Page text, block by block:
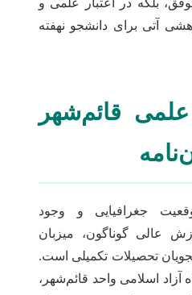
بلکه در اعتبار علمی و
آتی برای دانشجو نهفته
قائم‌شهر
جغرافیایی و وجود
عالی گوناگون، میزبان
تحصیلات تکمیلی است.
آزاد اسلامی واحد قائم‌شهر،